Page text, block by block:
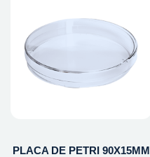
PLACA DE PETRI 90X15MM